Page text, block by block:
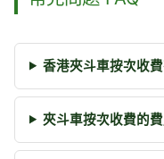
香港夾斗車按次收
夾斗車按次收費的